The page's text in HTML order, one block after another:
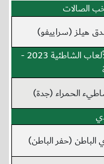
الصالات
هيلز (سراييفو)
(منتخب الشاطئية) بطولة أنوك العالمية للألعاب الشاطئية 2023 -
الحمراء (جدة)
(حفر الباطن)